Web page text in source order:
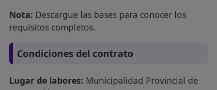
Nota: Descargue las bases para conocer los
requisitos completos.
Condiciones del contrato
Lugar de labores: Municipalidad Provincial de